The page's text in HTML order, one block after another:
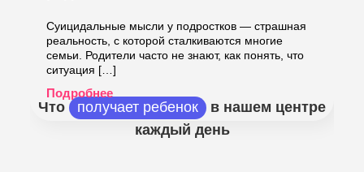
Суицидальные мысли у подростков — страшная
реальность, с которой сталкиваются многие
семьи. Родители часто не знают, как понять, что
ситуация […]
Подробнее
Что получает ребенок
в нашем центре
каждый день